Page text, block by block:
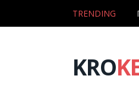
TRENDING
KRO